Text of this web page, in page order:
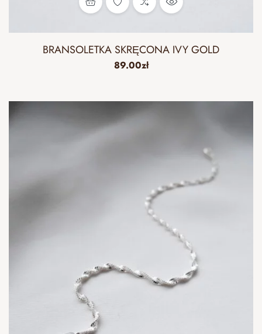
BRANSOLETKA SKRĘCONA IVY GOLD
89.00zł